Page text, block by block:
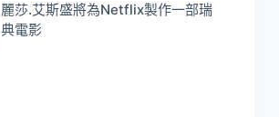
麗莎.艾斯盛將為Netflix製作一部瑞
典電影